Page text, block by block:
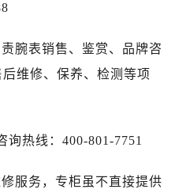
腕表销售、鉴赏、品牌咨
维修、保养、检测等项
询热线：400-801-7751
服务，专柜虽不直接提供